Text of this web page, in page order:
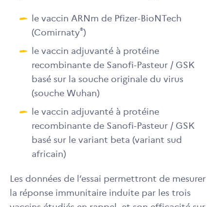
le vaccin ARNm de Pfizer-BioNTech
(Comirnaty®)
le vaccin adjuvanté à protéine
recombinante de Sanofi-Pasteur / GSK
basé sur la souche originale du virus
(souche Wuhan)
le vaccin adjuvanté à protéine
recombinante de Sanofi-Pasteur / GSK
basé sur le variant beta (variant sud
africain)
Les données de l’essai permettront de mesurer
la réponse immunitaire induite par les trois